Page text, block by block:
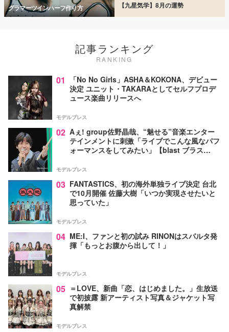
グラマーツインハーフ作り方 【九星気学】8月の運勢
記事ランキング
RANKING
01
「No No Girls」ASHA＆KOKONA、デビュー
決定 ユニット・TAKARAとしてセルフプロデ
ュース楽曲リリースへ
モデルプレス
02 Aぇ! group佐野晶哉、“魅せる”音楽エンター
テインメントに刺激「ライブでこんな風なパフ
ォーマンスをしてみたい」【blast ブラス
モデルプレス
03 FANTASTICS、初の海外単独ライブ決定 台北
で10月開催 佐藤大樹「いつか実現させたいと
思っていた」
モデルプレス
04 ME:I、ファンと初の試み RINONはスパルタ発
揮「もっとお腹から出して！」
モデルプレス
05 ＝LOVE、新曲「恋、はじめました。」生放送
で初披露 新アーティスト写真＆ジャケット写
真解禁
モデルプレス